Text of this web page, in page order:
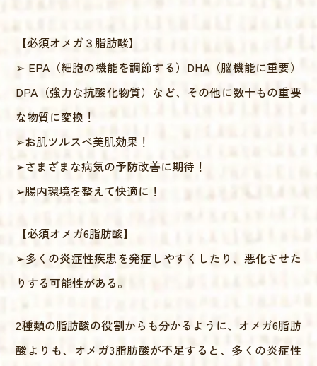
【必須オメガ３脂肪酸】
➢ EPA（細胞の機能を調節する）DHA（脳機能に重要）
DPA（強力な抗酸化物質）など、その他に数十もの重要
な物質に変換！
➢お肌ツルスベ美肌効果！
➢さまざまな病気の予防改善に期待！
➢腸内環境を整えて快適に！
【必須オメガ6脂肪酸】
➢多くの炎症性疾患を発症しやすくしたり、悪化させた
りする可能性がある。
2種類の脂肪酸の役割からも分かるように、オメガ6脂肪
酸よりも、オメガ3脂肪酸が不足すると、多くの炎症性